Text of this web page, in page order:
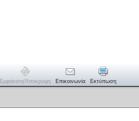
Εμφάνιση/απόκρυψη Επικοινωνία Εκτύπωση